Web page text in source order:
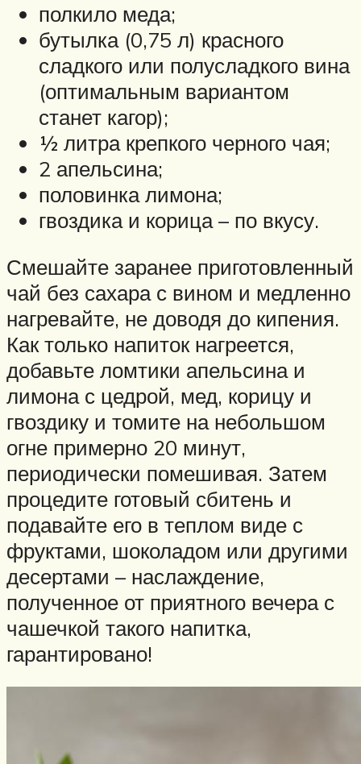
полкило меда;
бутылка (0,75 л) красного
сладкого или полусладкого вина
(оптимальным вариантом
станет кагор);
½ литра крепкого черного чая;
2 апельсина;
половинка лимона;
гвоздика и корица – по вкусу.
Смешайте заранее приготовленный
чай без сахара с вином и медленно
нагревайте, не доводя до кипения.
Как только напиток нагреется,
добавьте ломтики апельсина и
лимона с цедрой, мед, корицу и
гвоздику и томите на небольшом
огне примерно 20 минут,
периодически помешивая. Затем
процедите готовый сбитень и
подавайте его в теплом виде с
фруктами, шоколадом или другими
десертами – наслаждение,
полученное от приятного вечера с
чашечкой такого напитка,
гарантировано!